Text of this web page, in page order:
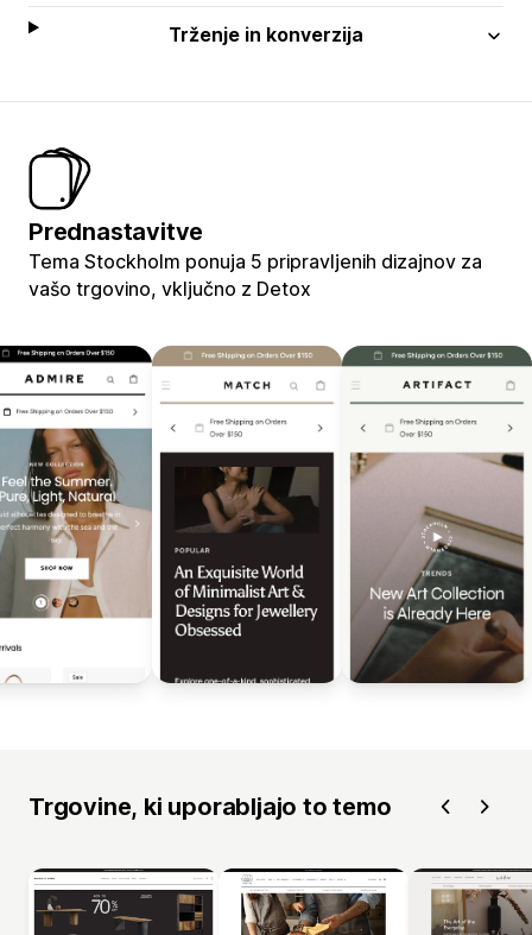
Trženje in konverzija
Prednastavitve
Tema Stockholm ponuja 5 pripravljenih dizajnov za
vašo trgovino, vključno z Detox
Trgovine, ki uporabljajo to temo